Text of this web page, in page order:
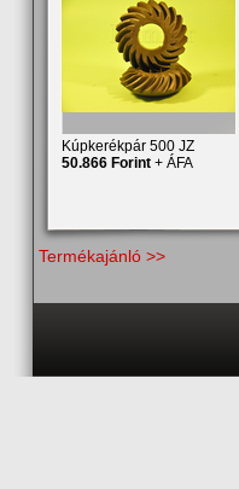
Kúpkerékpár 500 JZ
50.866 Forint + ÁFA
Termékajánló >>